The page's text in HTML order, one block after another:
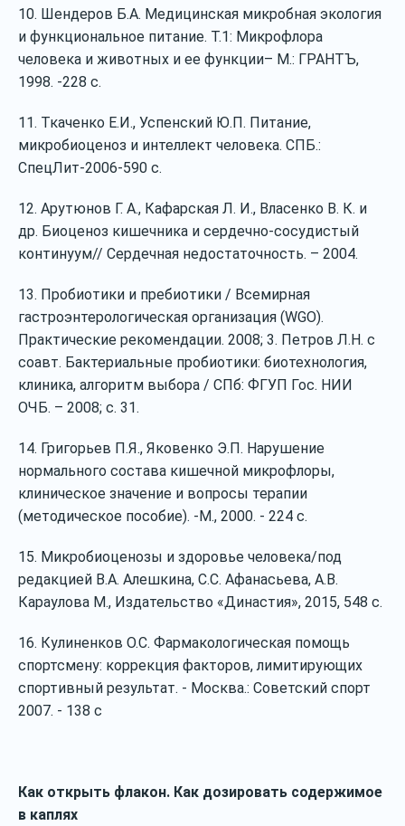
10. Шендеров Б.А. Медицинская микробная экология
и функциональное питание. Т.1: Микрофлора
человека и животных и ее функции– М.: ГРАНТЪ,
1998. ‐228 с.
11. Ткаченко Е.И., Успенский Ю.П. Питание,
микробиоценоз и интеллект человека. СПБ.:
СпецЛит‐2006‐590 с.
12. Арутюнов Г. А., Кафарская Л. И., Власенко В. К. и
др. Биоценоз кишечника и сердечно‐сосудистый
континуум// Сердечная недостаточность. – 2004.
13. Пробиотики и пребиотики / Всемирная
гастроэнтерологическая организация (WGO).
Практические рекомендации. 2008; 3. Петров Л.Н. с
соавт. Бактериальные пробиотики: биотехнология,
клиника, алгоритм выбора / СПб: ФГУП Гос. НИИ
ОЧБ. – 2008; с. 31.
14. Григорьев П.Я., Яковенко Э.П. Нарушение
нормального состава кишечной микрофлоры,
клиническое значение и вопросы терапии
(методическое пособие). ‐М., 2000. ‐ 224 с.
15. Микробиоценозы и здоровье человека/под
редакцией В.А. Алешкина, С.С. Афанасьева, А.В.
Караулова М., Издательство «Династия», 2015, 548 с.
16. Кулиненков О.С. Фармакологическая помощь
спортсмену: коррекция факторов, лимитирующих
спортивный результат. ‐ Москва.: Советский спорт
2007. ‐ 138 с
Как открыть флакон. Как дозировать содержимое
в каплях